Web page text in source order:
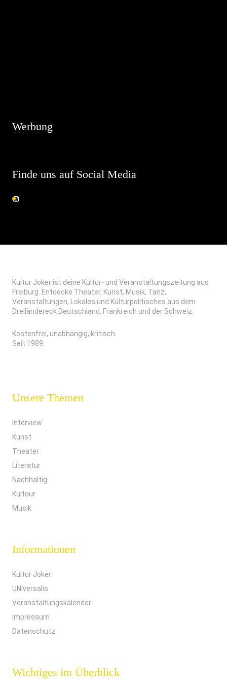
Werbung
Finde uns auf Social Media
Kultur Joker ist deine Kultur- und Veranstaltungszeitung aus
Freiburg. Entdecke Theater, Kunst, Musik, Tanz,
Veranstaltungen, Lokales und Kulturpolitisches aus dem
Dreiländereck Deutschland, Frankreich und der Schweiz.
Kostenfrei, unabhängig, kritisch.
Seit 1989.
Unsere Themen
Interview
Kunst
Theater
Literatur
Nachhaltig
Kultour
Musik
Informationen
Kultur Joker
UNIversalis
Veranstaltungskalender
Impressum
Datenschutz
Wichtiges im Überblick